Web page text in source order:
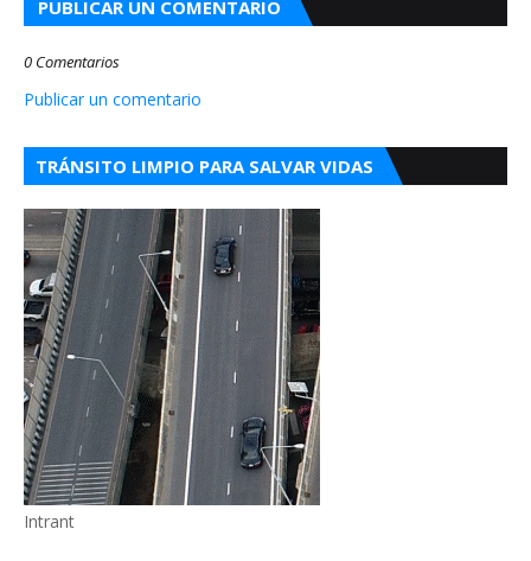
PUBLICAR UN COMENTARIO
0 Comentarios
Publicar un comentario
TRÁNSITO LIMPIO PARA SALVAR VIDAS
Intrant